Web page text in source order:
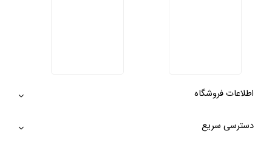
اطلاعات فروشگاه
دسترسی سریع